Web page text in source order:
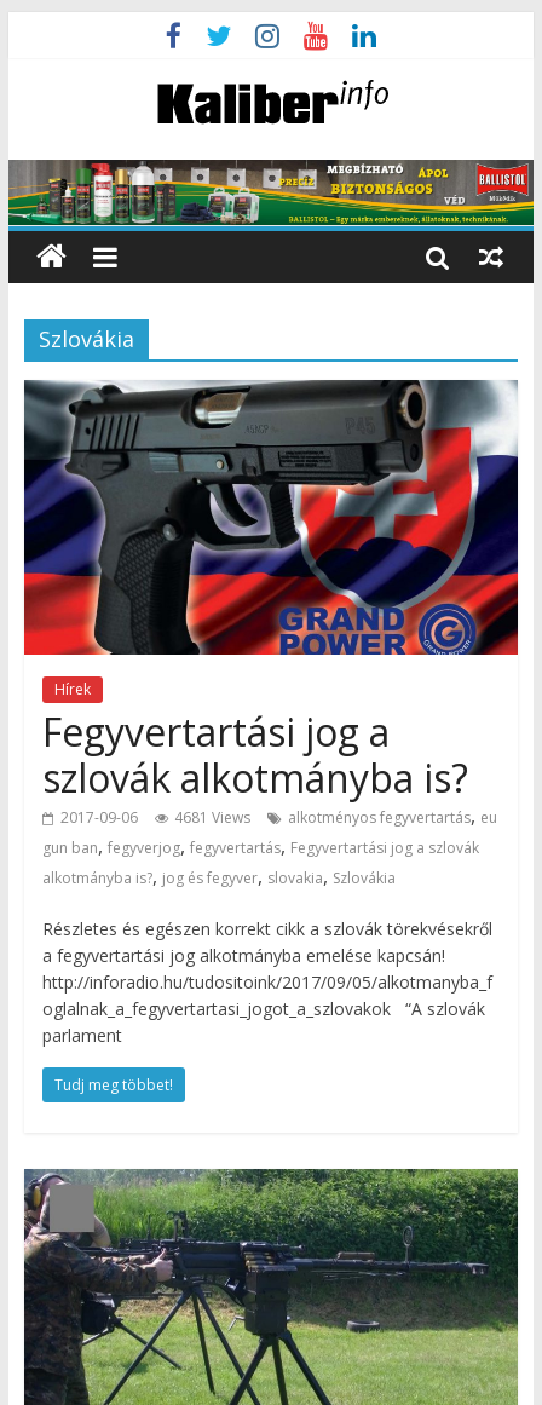
Szlovákia
Hírek
Fegyvertartási jog a
szlovák alkotmányba is?
2017-09-06 4681 Views alkotményos fegyvertartás, eu
gun ban, fegyverjog, fegyvertartás, Fegyvertartási jog a szlovák
alkotmányba is?, jog és fegyver, slovakia, Szlovákia
Részletes és egészen korrekt cikk a szlovák törekvésekről
a fegyvertartási jog alkotmányba emelése kapcsán!
http://inforadio.hu/tudositoink/2017/09/05/alkotmanyba_f
oglalnak_a_fegyvertartasi_jogot_a_szlovakok “A szlovák
parlament
Tudj meg többet!